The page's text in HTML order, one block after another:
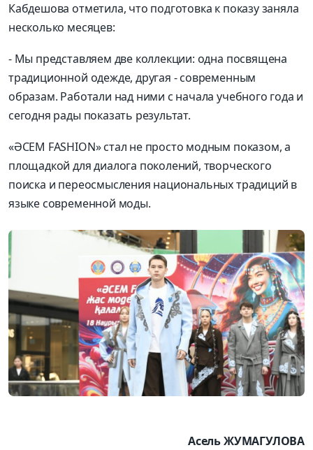
Кабдешова отметила, что подготовка к показу заняла
несколько месяцев:
- Мы представляем две коллекции: одна посвящена
традиционной одежде, другая - современным
образам. Работали над ними с начала учебного года и
сегодня рады показать результат.
«ӘСЕМ FASHION» стал не просто модным показом, а
площадкой для диалога поколений, творческого
поиска и переосмысления национальных традиций в
языке современной моды.
Асель ЖУМАГУЛОВА